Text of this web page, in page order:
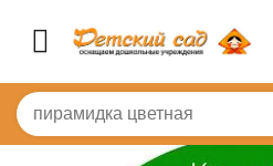
Главная / (!) ГОТОВЫЕ